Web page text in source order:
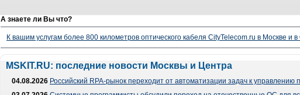
А знаете ли Вы что?
К вашим услугам более 800 километров оптического кабеля CityTelecom.ru в Москве и
MSKIT.RU: последние новости Москвы и Центра
04.08.2026 Российский RPA-рынок переходит от автоматизации задач к управлению